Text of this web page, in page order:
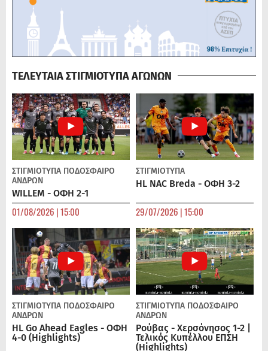
ΤΕΛΕΥΤΑΙΑ ΣΤΙΓΜΙΟΤΥΠΑ ΑΓΩΝΩΝ
ΣΤΙΓΜΙΟΤΥΠΑ ΠΟΔΌΣΦΑΙΡΟ
ΑΝΔΡΏΝ
WILLEM - ΟΦΗ 2-1
01/08/2026 | 15:00
ΣΤΙΓΜΙΟΤΥΠΑ
HL NAC Breda - ΟΦΗ 3-2
29/07/2026 | 15:00
ΣΤΙΓΜΙΟΤΥΠΑ ΠΟΔΌΣΦΑΙΡΟ
ΑΝΔΡΏΝ
HL Go Ahead Eagles - ΟΦΗ
4-0 (Highlights)
ΣΤΙΓΜΙΟΤΥΠΑ ΠΟΔΌΣΦΑΙΡΟ
ΑΝΔΡΏΝ
Ρούβας - Χερσόνησος 1-2 |
Τελικός Κυπέλλου ΕΠΣΗ
(Highlights)